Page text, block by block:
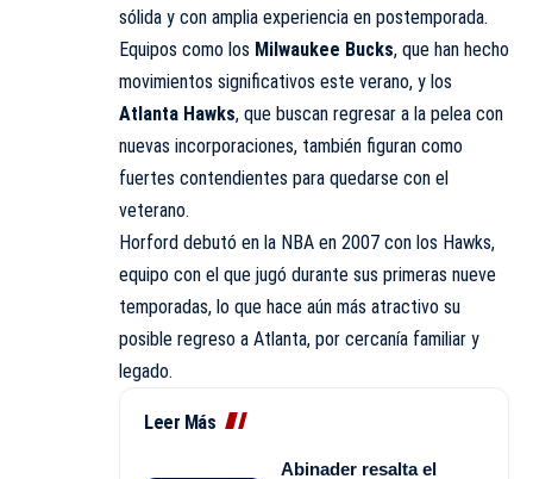
sólida y con amplia experiencia en postemporada.
Equipos como los Milwaukee Bucks, que han hecho
movimientos significativos este verano, y los
Atlanta Hawks, que buscan regresar a la pelea con
nuevas incorporaciones, también figuran como
fuertes contendientes para quedarse con el
veterano.
Horford debutó en la NBA en 2007 con los Hawks,
equipo con el que jugó durante sus primeras nueve
temporadas, lo que hace aún más atractivo su
posible regreso a Atlanta, por cercanía familiar y
legado.
Leer Más
Abinader resalta el